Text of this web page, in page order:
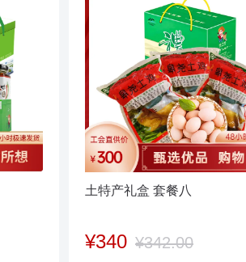
土特产礼盒 套餐八
¥340 ¥342.00